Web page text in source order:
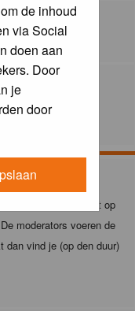
de inhoud
via Social
doen aan
Door
je
door
van foto's gebeurt op
moderators voeren de
dan vind je (op den duur)